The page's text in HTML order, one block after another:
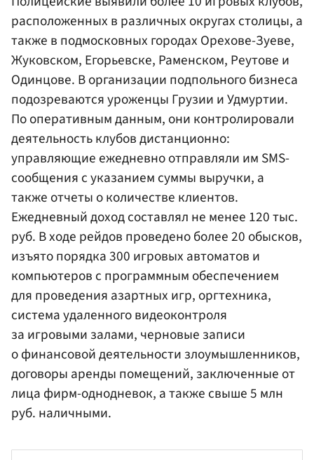
расположенных в различных округах столицы, а
также в подмосковных городах Орехове-Зуеве,
Жуковском, Егорьевске, Раменском, Реутове и
Одинцове. В организации подпольного бизнеса
подозреваются уроженцы Грузии и Удмуртии.
По оперативным данным, они контролировали
деятельность клубов дистанционно:
управляющие ежедневно отправляли им SMS-
сообщения с указанием суммы выручки, а
также отчеты о количестве клиентов.
Ежедневный доход составлял не менее 120 тыс.
руб. В ходе рейдов проведено более 20 обысков,
изъято порядка 300 игровых автоматов и
компьютеров с программным обеспечением
для проведения азартных игр, оргтехника,
система удаленного видеоконтроля
за игровыми залами, черновые записи
о финансовой деятельности злоумышленников,
договоры аренды помещений, заключенные от
лица фирм-однодневок, а также свыше 5 млн
руб. наличными.